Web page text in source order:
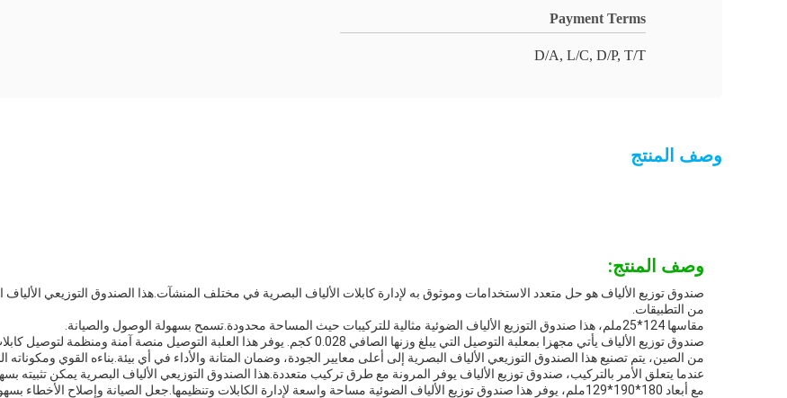
Payment Terms
D/A, L/C, D/P, T/T
وصف المنتج
وصف المنتج:
صندوق توزيع الألياف هو حل متعدد الاستخدامات وموثوق به لإدارة كابلات الألياف البصرية في مختلف المنشآت.هذا الصندوق التوزيعي
من التطبيقات.
مقاسها 124*25ملم، هذا صندوق التوزيع الألياف الضوئية مثالية للتركيبات حيث المساحة محدودة.تسمح بسهولة الوصول والصيانة.
صندوق توزيع الألياف يأتي مجهزا بمعلبة التوصيل التي يبلغ وزنها الصافي 0.028 كجم. يوفر هذا العلبة التوصيل منصة آمنة ومنظمة لتوصيل كابلات الألياف الضوئية،ضمان اتصالات موثوقة وأداء مثالي.
من الصين، يتم تصنيع هذا الصندوق التوزيعي الألياف البصرية إلى أعلى معايير الجودة، وضمان المتانة والأداء في أي بيئة.بناءه القوي ومكوناته
عندما يتعلق الأمر بالتركيب، صندوق توزيع الألياف يوفر المرونة مع طرق تركيب متعددة.هذا الصندوق التوزيعي الألياف البصرية يمكن تثبيته
مع أبعاد 180*190*129ملم، يوفر هذا صندوق توزيع الألياف الضوئية مساحة واسعة لإدارة الكابلات وتنظيمها.جعل الصيانة وإصلاح الأخطاء بسهولة.